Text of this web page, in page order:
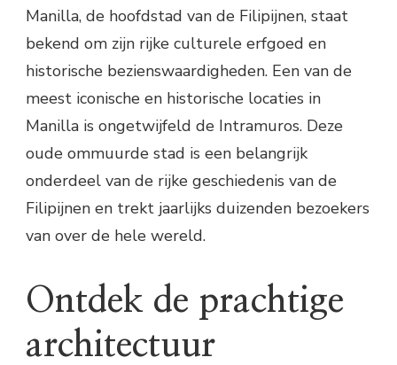
Manilla, de hoofdstad van de Filipijnen, staat
bekend om zijn rijke culturele erfgoed en
historische bezienswaardigheden. Een van de
meest iconische en historische locaties in
Manilla is ongetwijfeld de Intramuros. Deze
oude ommuurde stad is een belangrijk
onderdeel van de rijke geschiedenis van de
Filipijnen en trekt jaarlijks duizenden bezoekers
van over de hele wereld.
Ontdek de prachtige
architectuur